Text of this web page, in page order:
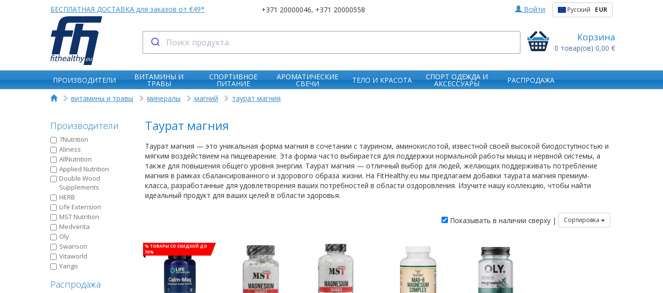
БЕСПЛАТНАЯ ДОСТАВКА для заказов от €49* +371 20000046, +371 20000558 Войти Русский EUR
Корзина
0 товар(ов) 0,00 €
ПРОИЗВОДИТЕЛИ ВИТАМИНЫ И
ТРАВЫ
СПОРТИВНОЕ
ПИТАНИЕ
АРОМАТИЧЕСКИЕ
СВЕЧИ ТЕЛО И KРАСОТА СПОРТ ОДЕЖДА И
АКСЕССУАРЫ
РАСПРОДАЖА
витамины и травы
минералы магний таурат магния
Производители
7Nutrition
Aliness
AllNutrition
Applied Nutrition
Double Wood
Supplements
HERB
Life Extension
MST Nutrition
Medverita
Oly
Swanson
Vitaworld
Yango
Распродажа
Таурат магния
Таурат магния — это уникальная форма магния в сочетании с таурином, аминокислотой, известной своей высокой биодоступностью и
мягким воздействием на пищеварение. Эта форма часто выбирается для поддержки нормальной работы мышц и нервной системы, а
также для повышения общего уровня энергии. Таурат магния — отличный выбор для людей, желающих поддерживать потребление
магния в рамках сбалансированного и здорового образа жизни. На FitHealthy.eu мы предлагаем добавки таурата магния премиум-
класса, разработанные для удовлетворения ваших потребностей в области оздоровления. Изучите нашу коллекцию, чтобы найти
идеальный продукт для ваших целей в области здоровья.
Показывать в наличии сверху | Сортировка
% Товары со скидкой до
70%